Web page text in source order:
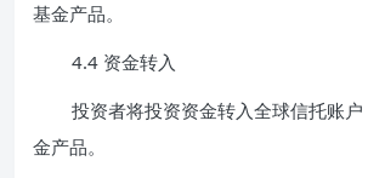
基金产品。
4.4 资金转入
投资者将投资资金转入全球信托账
金产品。